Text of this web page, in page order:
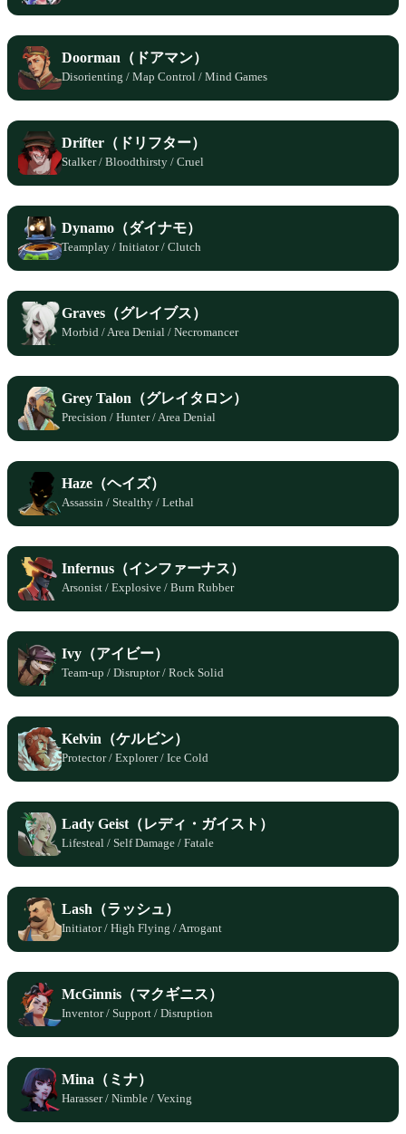
Doorman（ドアマン）
Disorienting / Map Control / Mind Games
Drifter（ドリフター）
Stalker / Bloodthirsty / Cruel
Dynamo（ダイナモ）
Teamplay / Initiator / Clutch
Graves（グレイブス）
Morbid / Area Denial / Necromancer
Grey Talon（グレイタロン）
Precision / Hunter / Area Denial
Haze（ヘイズ）
Assassin / Stealthy / Lethal
Infernus（インファーナス）
Arsonist / Explosive / Burn Rubber
Ivy（アイビー）
Team-up / Disruptor / Rock Solid
Kelvin（ケルビン）
Protector / Explorer / Ice Cold
Lady Geist（レディ・ガイスト）
Lifesteal / Self Damage / Fatale
Lash（ラッシュ）
Initiator / High Flying / Arrogant
McGinnis（マクギニス）
Inventor / Support / Disruption
Mina（ミナ）
Harasser / Nimble / Vexing